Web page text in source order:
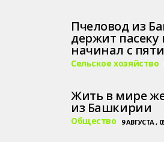
Пчеловод из
держит пасеку
начинал с пяти
Сельское хозяйство
Жить в мире
из Башкирии
Общество 9 АВГУСТА ,